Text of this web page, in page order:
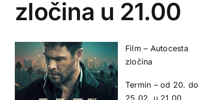
zločina u 21.00
Film – Autocesta
zločina
Termin – od 20. do
25.02. u 21.00